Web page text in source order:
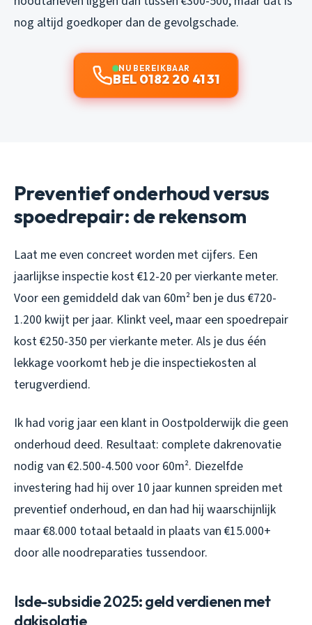
nog altijd goedkoper dan de gevolgschade.
NU BEREIKBAAR
BEL 0182 20 41 31
Preventief onderhoud versus
spoedrepair: de rekensom
Laat me even concreet worden met cijfers. Een
jaarlijkse inspectie kost €12-20 per vierkante meter.
Voor een gemiddeld dak van 60m² ben je dus €720-
1.200 kwijt per jaar. Klinkt veel, maar een spoedrepair
kost €250-350 per vierkante meter. Als je dus één
lekkage voorkomt heb je die inspectiekosten al
terugverdiend.
Ik had vorig jaar een klant in Oostpolderwijk die geen
onderhoud deed. Resultaat: complete dakrenovatie
nodig van €2.500-4.500 voor 60m². Diezelfde
investering had hij over 10 jaar kunnen spreiden met
preventief onderhoud, en dan had hij waarschijnlijk
maar €8.000 totaal betaald in plaats van €15.000+
door alle noodreparaties tussendoor.
Isde-subsidie 2025: geld verdienen met
dakisolatie